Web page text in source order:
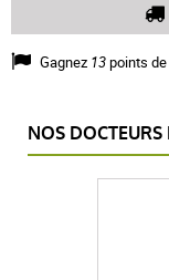
Gagnez 13points
NOS